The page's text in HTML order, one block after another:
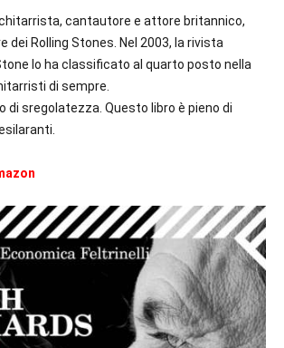
cantautore e attore britannico,
dei Rolling Stones. Nel 2003, la rivista
lo ha classificato al quarto posto nella
di sempre.
di sregolatezza. Questo libro è pieno di